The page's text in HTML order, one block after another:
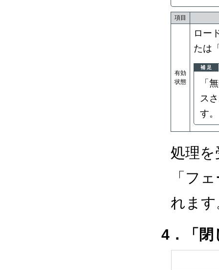
項目
有効
状態
ロー
たは
補 足
「
ス
す。
処理
「フ
れます
4．「閉